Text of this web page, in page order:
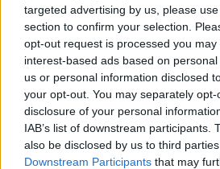
targeted advertising by us, please
section to confirm your selection.
opt-out request is processed you may
interest-based ads based on
us or personal information disclosed
your opt-out. You may separately
disclosure of your personal
IAB’s list of downstream participants.
also be disclosed by us to third
Downstream Participants that may
Un pugno, la rapina e la
Tramvia, gas e internet,
Ponte Vecchio circondato
Borseggiatori incubo del
I lungarni saranno